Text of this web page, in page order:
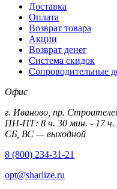
Доставка
Оплата
Возврат товара
Акции
Возврат денег
Система скидок
Сопроводительные
Офис
г. Иваново, пр.
ПН-ПТ: 8 ч. 30 мин. - 17 ч.
СБ, ВС — выходной
8 (800) 234-31-21
opt@sharlize.ru